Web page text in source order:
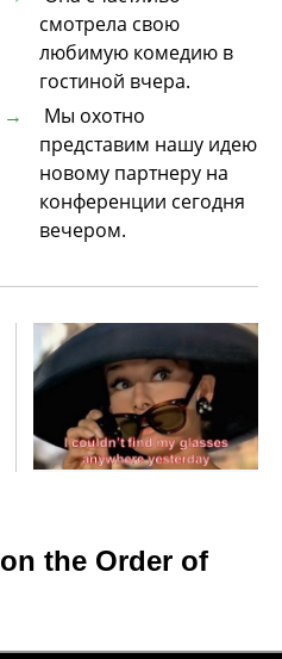
смотрела свою
любимую комедию в
гостиной вчера.
Мы охотно
представим нашу идею
новому партнеру на
конференции сегодня
вечером.
the Order of